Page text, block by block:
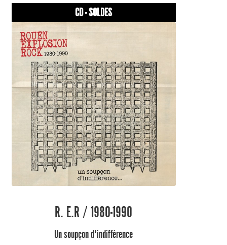
CD - SOLDES
R. E.R / 1980-1990
Un soupçon d'indifférence